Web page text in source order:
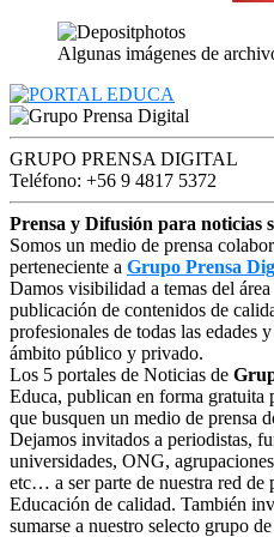
Algunas imágenes de
GRUPO PRENSA DIGITAL
Teléfono: +56 9 4817 5372
Prensa y Difusión para noticias
Somos un medio de prensa
perteneciente a Grupo Prensa
Damos visibilidad a temas del
publicación de contenidos de
profesionales de todas las edades
ámbito público y privado.
Los 5 portales de Noticias de
Educa, publican en forma gratuita
que busquen un medio de prensa
Dejamos invitados a periodistas,
universidades, ONG,
etc… a ser parte de nuestra red de
Educación de calidad. También
sumarse a nuestro selecto grupo